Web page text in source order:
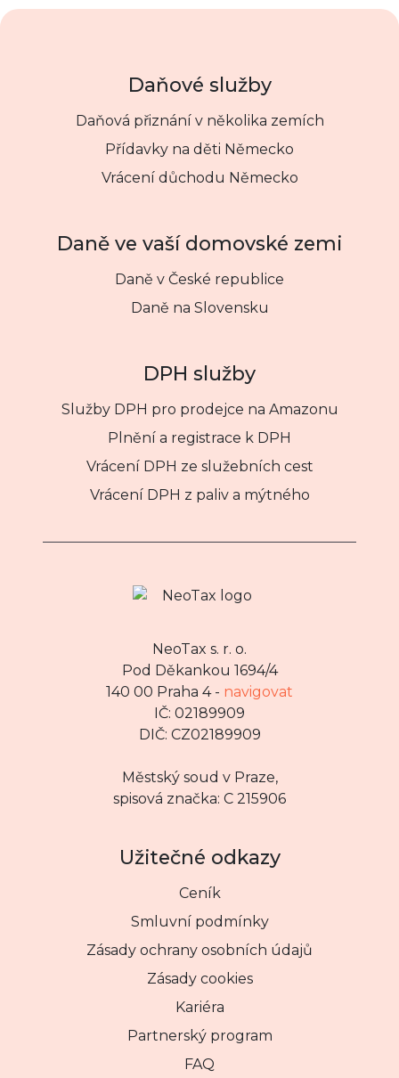
Daňové služby
Daňová přiznání v několika zemích
Přídavky na děti Německo
Vrácení důchodu Německo
Daně ve vaší domovské zemi
Daně v České republice
Daně na Slovensku
DPH služby
Služby DPH pro prodejce na Amazonu
Plnění a registrace k DPH
Vrácení DPH ze služebních cest
Vrácení DPH z paliv a mýtného
NeoTax s. r. o.
Pod Děkankou 1694/4
140 00 Praha 4 - navigovat
IČ: 02189909
DIČ: CZ02189909
Městský soud v Praze,
spisová značka: C 215906
Užitečné odkazy
Ceník
Smluvní podmínky
Zásady ochrany osobních údajů
Zásady cookies
Kariéra
Partnerský program
FAQ